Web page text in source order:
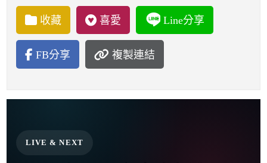
收藏 喜愛 Line分享
FB分享 複製連結
LIVE & NEXT